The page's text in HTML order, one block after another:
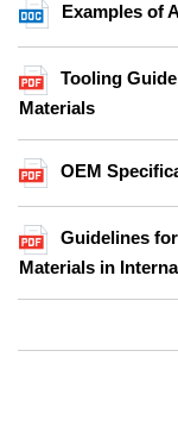
Examples of
Tooling
Materials
OEM
Guidelines
Materials in